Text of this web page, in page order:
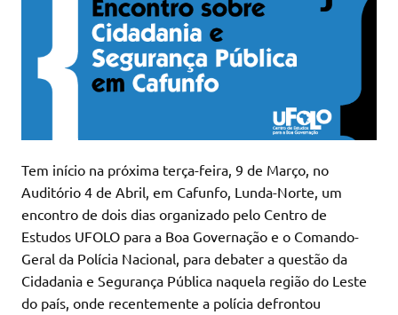
Tem início na próxima terça-feira, 9 de Março, no
Auditório 4 de Abril, em Cafunfo, Lunda-Norte, um
encontro de dois dias organizado pelo Centro de
Estudos UFOLO para a Boa Governação e o Comando-
Geral da Polícia Nacional, para debater a questão da
Cidadania e Segurança Pública naquela região do Leste
do país, onde recentemente a polícia defrontou